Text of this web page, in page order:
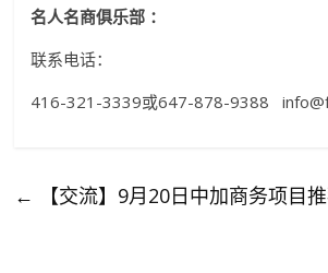
名人名商俱乐部 ：
联系电话：
416-321-3339或647-878-9388
← 【交流】9月20日中加商务项目